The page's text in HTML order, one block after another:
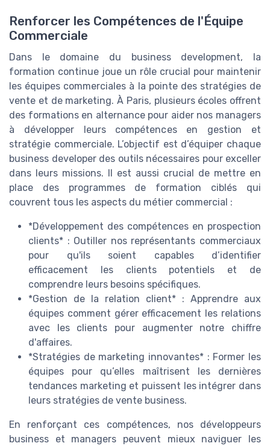
Renforcer les Compétences de l'Équipe
Commerciale
Dans le domaine du business development, la
formation continue joue un rôle crucial pour maintenir
les équipes commerciales à la pointe des stratégies de
vente et de marketing. À Paris, plusieurs écoles offrent
des formations en alternance pour aider nos managers
à développer leurs compétences en gestion et
stratégie commerciale. L’objectif est d’équiper chaque
business developer des outils nécessaires pour exceller
dans leurs missions. Il est aussi crucial de mettre en
place des programmes de formation ciblés qui
couvrent tous les aspects du métier commercial :
*Développement des compétences en prospection
clients* : Outiller nos représentants commerciaux
pour qu'ils soient capables d’identifier
efficacement les clients potentiels et de
comprendre leurs besoins spécifiques.
*Gestion de la relation client* : Apprendre aux
équipes comment gérer efficacement les relations
avec les clients pour augmenter notre chiffre
d'affaires.
*Stratégies de marketing innovantes* : Former les
équipes pour qu’elles maîtrisent les dernières
tendances marketing et puissent les intégrer dans
leurs stratégies de vente business.
En renforçant ces compétences, nos développeurs
business et managers peuvent mieux naviguer les